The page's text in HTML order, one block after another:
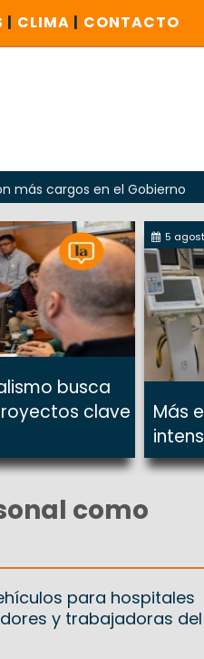
| CLIMA | CONTACTO
en el Gobierno
La
busca
clave
5
Más
como
para hospitales
y trabajadoras del